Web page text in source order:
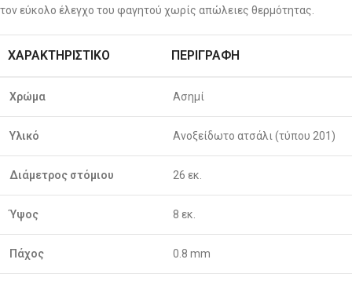
τον εύκολο έλεγχο του φαγητού χωρίς απώλειες θερμότητας.
ΧΑΡΑΚΤΗΡΙΣΤΙΚΌ ΠΕΡΙΓΡΑΦΉ
Χρώμα Ασημί
Υλικό Ανοξείδωτο ατσάλι (τύπου 201)
Διάμετρος στόμιου 26 εκ.
Ύψος 8 εκ.
Πάχος 0.8 mm